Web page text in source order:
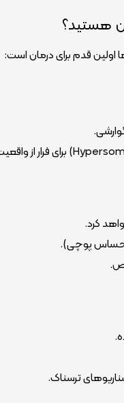
هستید؟
قدم برای درمان است:
پوچی).